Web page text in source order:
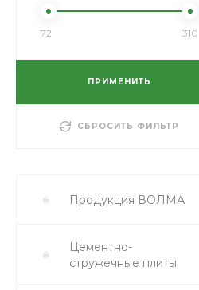
72 310
ПРИМЕНИТЬ
СБРОСИТЬ ФИЛЬТР
Продукция ВОЛМА
Цементно-
стружечные плиты